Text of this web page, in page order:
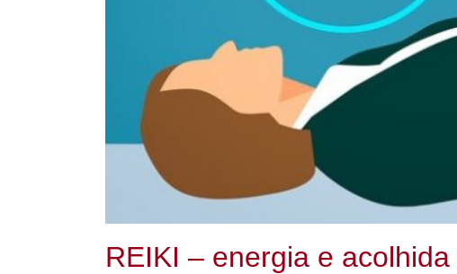
REIKI – energia e